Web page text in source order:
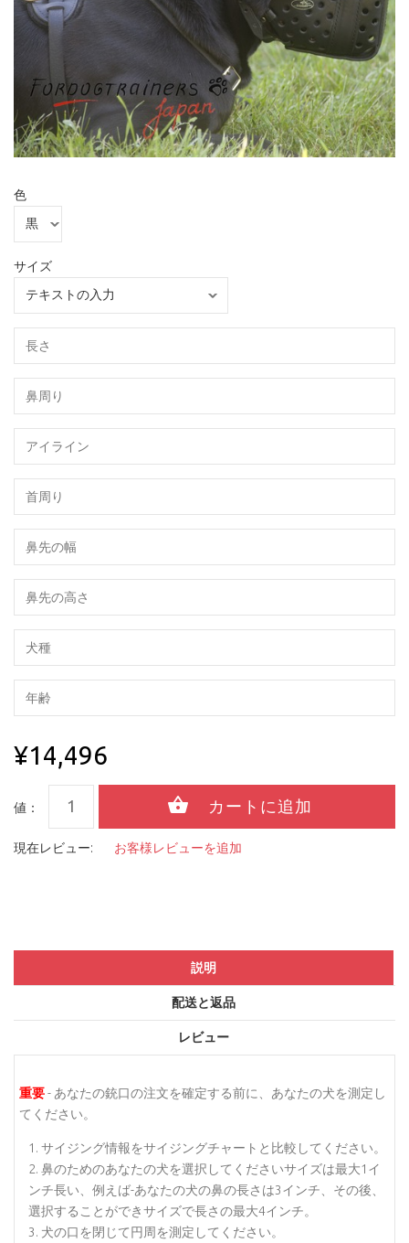
色
サイズ
¥14,496
値：
現在レビュー: お客様レビューを追加
説明
配送と返品
レビュー
重要- あなたの銃口の注文を確定する前に、あなたの犬を測定し
てください。
サイジング情報をサイジングチャートと比較してください。
鼻のためのあなたの犬を選択してくださいサイズは最大1イ
ンチ長い、例えば-あなたの犬の鼻の長さは3インチ、その後、
選択することができサイズで長さの最大4インチ。
犬の口を閉じて円周を測定してください。